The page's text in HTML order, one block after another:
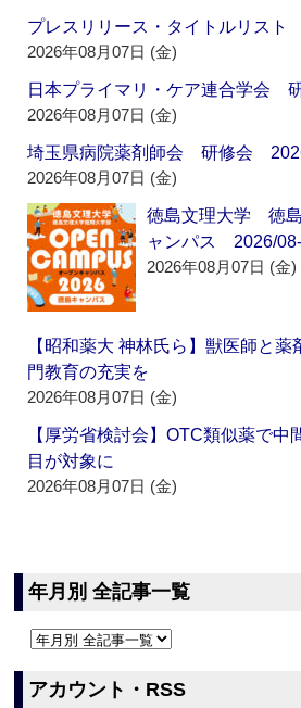
プレスリリース・タイトルリス
2026年08月07日 (金)
日本プライマリ・ケア連合学会
2026年08月07日 (金)
埼玉県病院薬剤師会 研修会
2026年08月07日 (金)
徳島文理大学 徳
ャンパス 2026/
2026年08月07日 (金)
【昭和薬大 神林氏ら】獣医師と
門教育の充実を
2026年08月07日 (金)
【厚労省検討会】OTC類似薬で中
目が対象に
2026年08月07日 (金)
年月別 全記事一覧
アカウント・RSS